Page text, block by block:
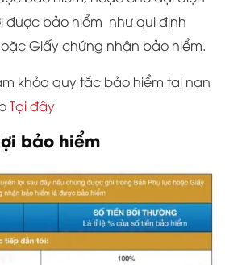
được bảo hiểm như qui định
Giấy chứng nhận bảo hiểm.
khỏa quy tắc bảo hiểm tai nạn
Tại đây
bảo hiểm